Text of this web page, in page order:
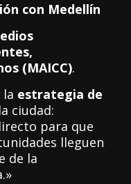
con Medellín
(MAICC).
la estrategia de
ciudad:
para que
lleguen
de la